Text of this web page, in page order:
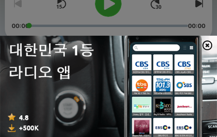
00:00 00:00
에피소드
As músicas mais ouvidas no mundo, na última
2
Os maiores hits de artistas no cartaz do Super Bock
Super Rock